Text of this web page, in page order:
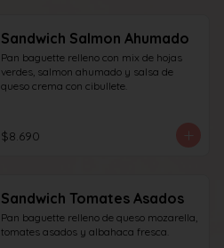
Sandwich Salmon Ahumado
Pan baguette relleno con mix de hojas
verdes, salmon ahumado y salsa de
queso crema con cibullete.
$8.690
Sandwich Tomates Asados
Pan baguette relleno de queso mozarella,
tomates asados y albahaca fresca.